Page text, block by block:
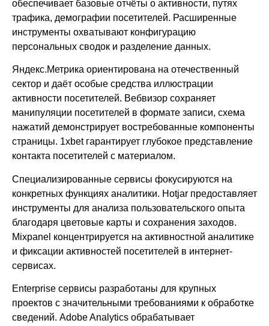
обеспечивает базовые отчёты о активности, путях
трафика, демографии посетителей. Расширенные
инструменты охватывают конфигурацию
персональных сводок и разделение данных.
Яндекс.Метрика ориентирована на отечественный
сектор и даёт особые средства иллюстрации
активности посетителей. Вебвизор сохраняет
манипуляции посетителей в формате записи, схема
нажатий демонстрирует востребованные компоненты
страницы. 1xbet гарантирует глубокое представление
контакта посетителей с материалом.
Специализированные сервисы фокусируются на
конкретных функциях аналитики. Hotjar предоставляет
инструменты для анализа пользовательского опыта
благодаря цветовые карты и сохранения заходов.
Mixpanel концентрируется на активностной аналитике
и фиксации активностей посетителей в интернет-
сервисах.
Enterprise сервисы разработаны для крупных
проектов с значительными требованиями к обработке
сведений. Adobe Analytics обрабатывает